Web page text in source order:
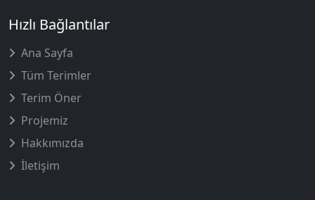
Hızlı Bağlantılar
Ana Sayfa
Tüm Terimler
Terim Öner
Projemiz
Hakkımızda
İletişim